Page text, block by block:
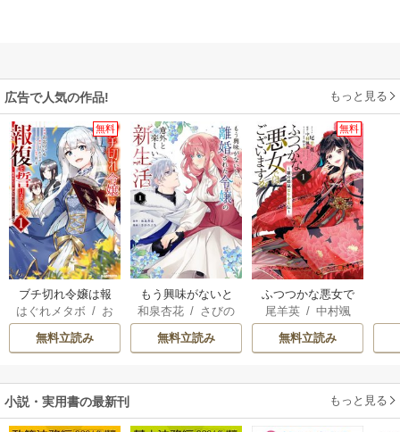
広告で人気の作品! もっと見る
無料
ブチ切れ令嬢は報
復を誓いました。
はぐれメタボ / お
おのいも /
無料立読み
もう興味がないと
離婚された令嬢の
意外と楽しい新生
活
和泉杏花 / さびの
ぶち
無料立読み
無料
ふつつかな悪女で
はございますが ～
雛宮蝶鼠とりかえ
伝～
尾羊英/ 中村颯
希
/ ゆき哉
無料立読み
小説・実用書の最新刊 もっと見る